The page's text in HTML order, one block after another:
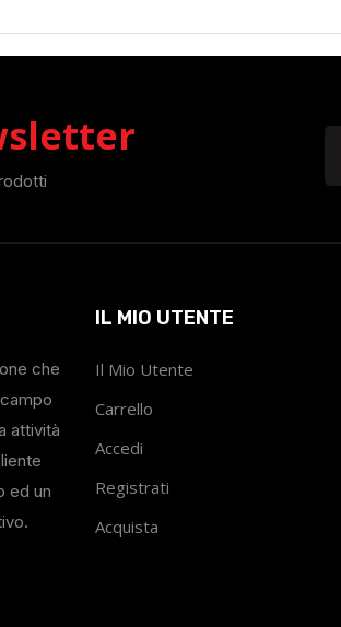
che
attività
ed un
IL MIO UTENTE
Il Mio Utente
Carrello
Accedi
Registrati
Acquista